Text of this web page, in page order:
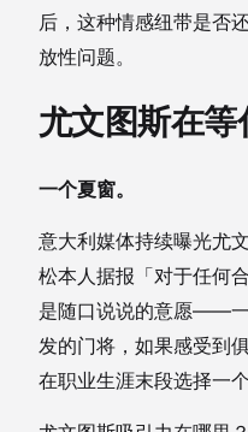
后，这种情感纽带是否
放性问题。
尤文图斯在等
一个夏窗。
意大利媒体持续曝光尤
松本人据报「对于任何
是随口说说的意愿——
发的门将，如果感受到
在职业生涯末段选择一个